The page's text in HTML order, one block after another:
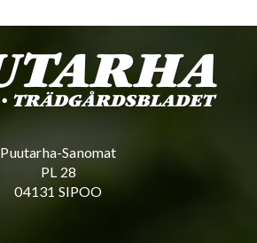
Puutarha-Sanomat
PL 28
04131 SIPOO